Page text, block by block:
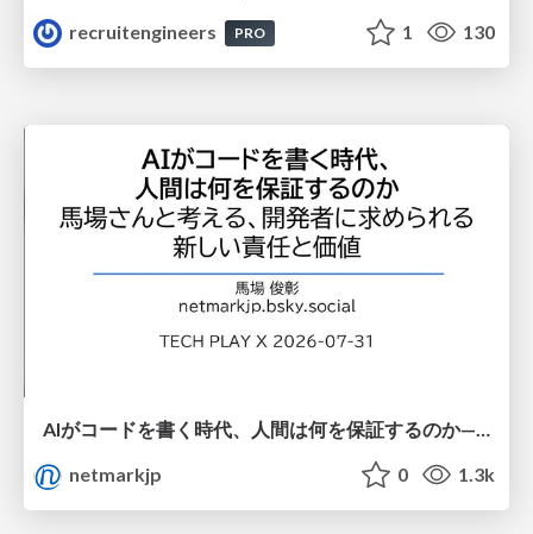
recruitengineers
PRO 1 130
AIがコードを書く時代、人間は何を保証するのか———馬場さんと考える、開発者に求められる新しい責任と価値 - TECH PLAY
netmarkjp
0 1.3k